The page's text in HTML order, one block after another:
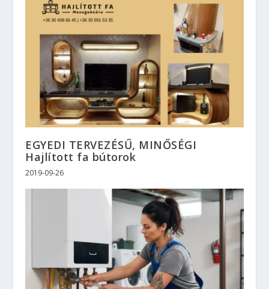
EGYEDI TERVEZÉSŰ, MINŐSÉGI
Hajlított fa bútorok
2019-09-26